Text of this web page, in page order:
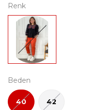
Renk
Beden
40 42